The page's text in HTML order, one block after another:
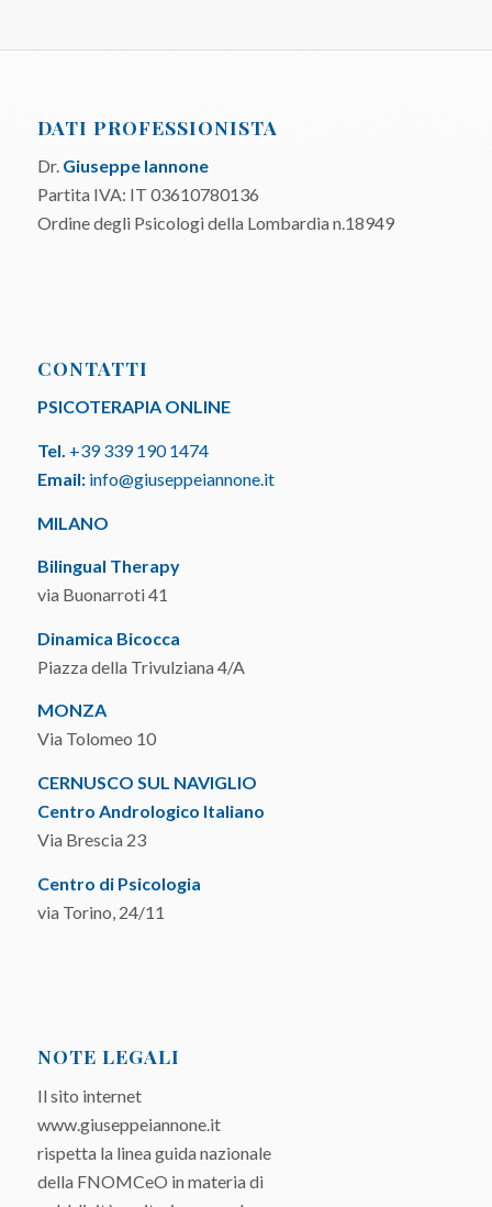
DATI PROFESSIONISTA
Dr. Giuseppe Iannone
Partita IVA: IT 03610780136
Ordine degli Psicologi della Lombardia n.18949
CONTATTI
PSICOTERAPIA ONLINE
Tel. +39 339 190 1474
Email: info@giuseppeiannone.it
MILANO
Bilingual Therapy
via Buonarroti 41
Dinamica Bicocca
Piazza della Trivulziana 4/A
MONZA
Via Tolomeo 10
CERNUSCO SUL NAVIGLIO
Centro Andrologico Italiano
Via Brescia 23
Centro di Psicologia
via Torino, 24/11
NOTE LEGALI
Il sito internet
www.giuseppeiannone.it
rispetta la linea guida nazionale
della FNOMCeO in materia di